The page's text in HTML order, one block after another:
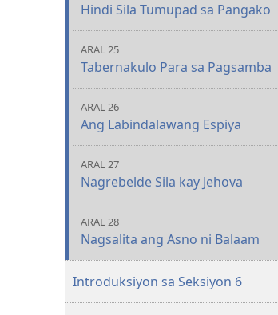
Hindi Sila Tumupad sa Pangako
ARAL 25
Tabernakulo Para sa Pagsamba
ARAL 26
Ang Labindalawang Espiya
ARAL 27
Nagrebelde Sila kay Jehova
ARAL 28
Nagsalita ang Asno ni Balaam
Introduksiyon sa Seksiyon 6